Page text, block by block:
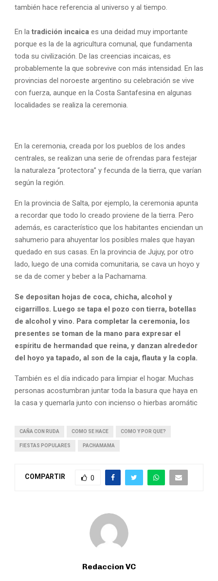
también hace referencia al universo y al tiempo.
En la tradición incaica es una deidad muy importante
porque es la de la agricultura comunal, que fundamenta
toda su civilización. De las creencias incaicas, es
probablemente la que sobrevive con más intensidad. En las
provincias del noroeste argentino su celebración se vive
con fuerza, aunque en la Costa Santafesina en algunas
localidades se realiza la ceremonia.
En la ceremonia, creada por los pueblos de los andes
centrales, se realizan una serie de ofrendas para festejar
la naturaleza “protectora” y fecunda de la tierra, que varían
según la región.
En la provincia de Salta, por ejemplo, la ceremonia apunta
a recordar que todo lo creado proviene de la tierra. Pero
además, es característico que los habitantes enciendan un
sahumerio para ahuyentar los posibles males que hayan
quedado en sus casas. En la provincia de Jujuy, por otro
lado, luego de una comida comunitaria, se cava un hoyo y
se da de comer y beber a la Pachamama.
Se depositan hojas de coca, chicha, alcohol y
cigarrillos. Luego se tapa el pozo con tierra, botellas
de alcohol y vino. Para completar la ceremonia, los
presentes se toman de la mano para expresar el
espíritu de hermandad que reina, y danzan alrededor
del hoyo ya tapado, al son de la caja, flauta y la copla.
También es el día indicado para limpiar el hogar. Muchas
personas acostumbran juntar toda la basura que haya en
la casa y quemarla junto con incienso o hierbas aromátic
CAÑA CON RUDA COMO SE HACE COMO Y POR QUE?
FIESTAS POPULARES PACHAMAMA
COMPARTIR 0
Redaccion VC